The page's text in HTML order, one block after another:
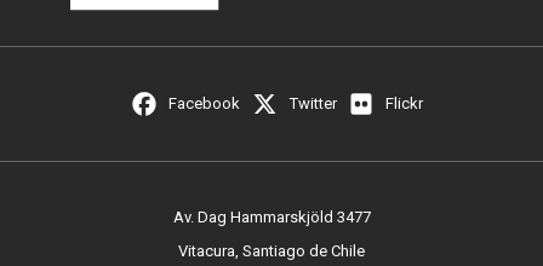
Facebook Twitter Flickr
Av. Dag Hammarskjöld 3477
Vitacura, Santiago de Chile